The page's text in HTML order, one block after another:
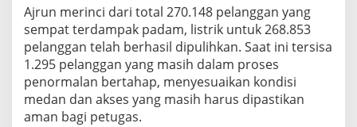
Ajrun merinci dari total 270.148 pelanggan yang
sempat terdampak padam, listrik untuk 268.853
pelanggan telah berhasil dipulihkan. Saat ini tersisa
1.295 pelanggan yang masih dalam proses
penormalan bertahap, menyesuaikan kondisi
medan dan akses yang masih harus dipastikan
aman bagi petugas.